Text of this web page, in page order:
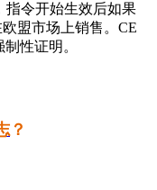
指令开始生效后如果
盟市场上销售。CE
性证明。
？